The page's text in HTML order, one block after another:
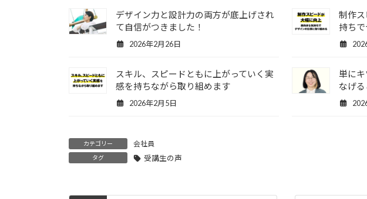
デザイン力と設計力の両方が底上げされ
て自信がつきました！
2026年2月26日
制作
持ち
スキル、スピードともに上がっていく実
感を持ちながら取り組めます
2026年2月5日
単に
なげ
カテゴリー 会社員
タグ 受講生の声